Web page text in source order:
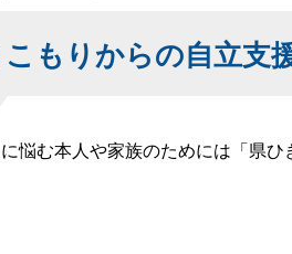
もりからの自立支
悩む本人や家族のためには「県ひ